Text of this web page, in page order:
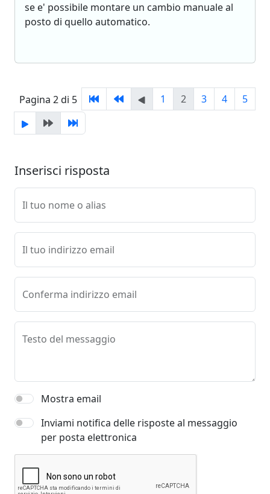
se e' possibile montare un cambio manuale al
posto di quello automatico.
Pagina 2 di 5 1 2 3 4 5
Inserisci risposta
Il tuo nome o alias
Il tuo indirizzo email
Conferma indirizzo email
Testo del messaggio
Mostra email
Inviami notifica delle risposte al messaggio
per posta elettronica